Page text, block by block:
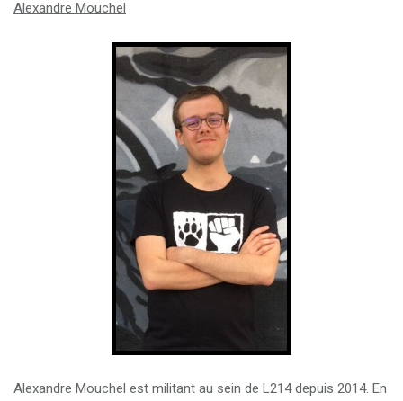
Alexandre Mouchel
Alexandre Mouchel est militant au sein de L214 depuis 2014. En